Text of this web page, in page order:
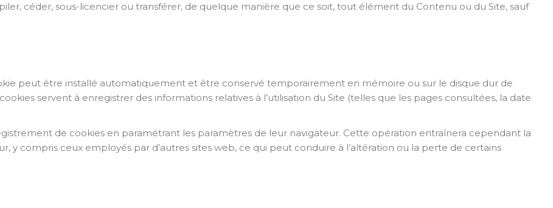
céder, sous-licencier ou transférer, de quelque manière que ce soit, tout élément du Contenu ou du Site, sauf
peut être installé automatiquement et être conservé temporairement en mémoire ou sur le disque dur de
servent à enregistrer des informations relatives à l’utilisation du Site (telles que les pages consultées, la date
de cookies en paramétrant les paramètres de leur navigateur. Cette opération entraînera cependant la
y compris ceux employés par d’autres sites web, ce qui peut conduire à l’altération ou la perte de certains